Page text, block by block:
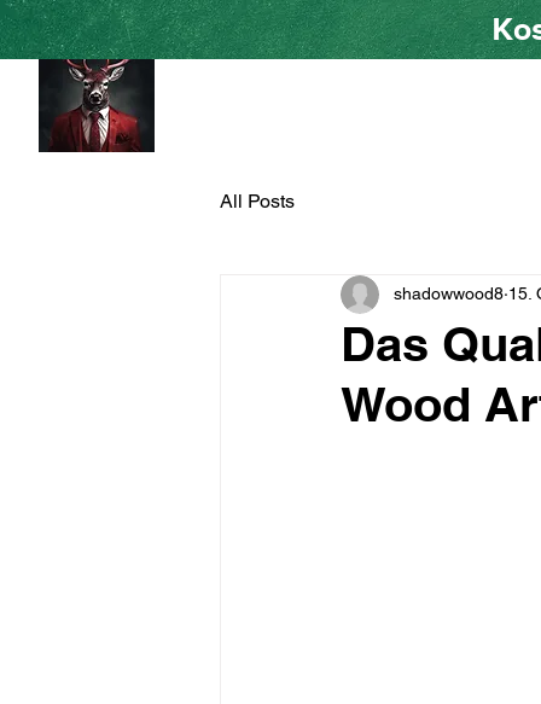
All Posts
Das
Wood
shadowwood8 15.